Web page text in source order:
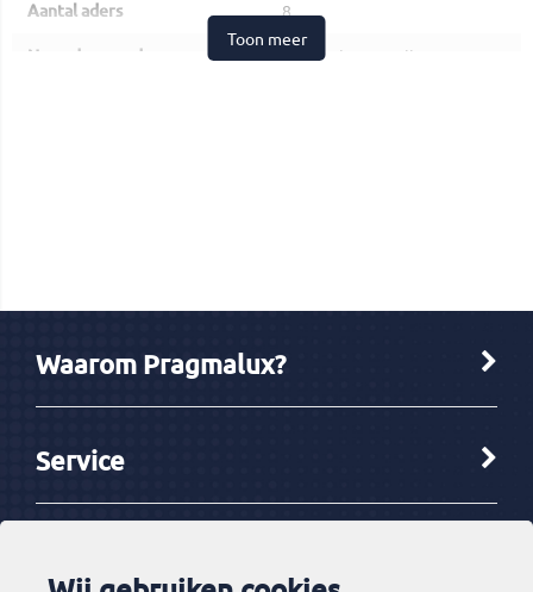
Aantal aders 8
Nom. doorsnede 2,5 Vierkante millimeter
Toon meer
Waarom Pragmalux?
Service